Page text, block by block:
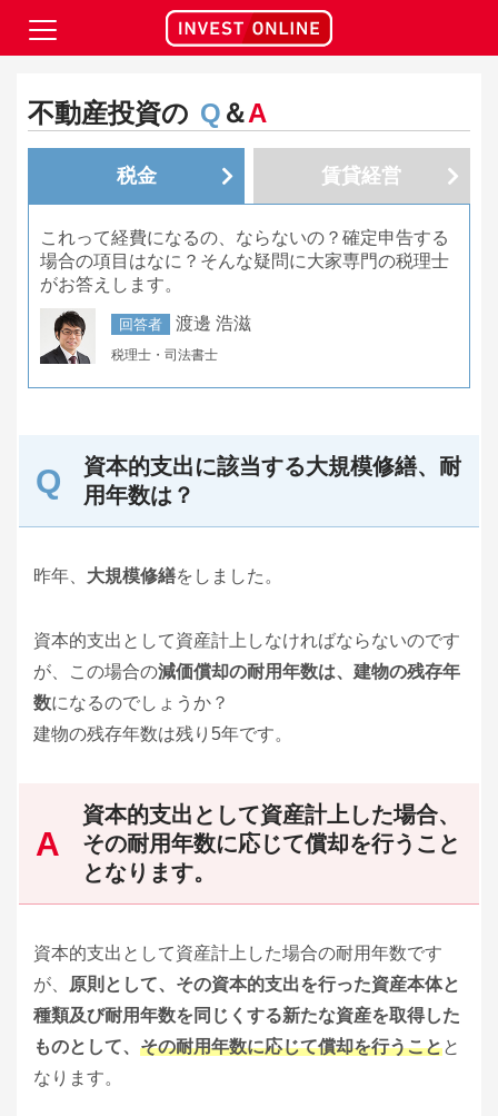
不動産投資の Q ＆A
税金 賃貸経営
これって経費になるの、ならないの？確定申告する
場合の項目はなに？そんな疑問に大家専門の税理士
がお答えします。
回答者 渡邊 浩滋
税理士・司法書士
資本的支出に該当する大規模修繕、耐
用年数は？
昨年、 大規模修繕をしました。
資本的支出として資産計上しなければならないのです
が、この場合の減価償却の耐用年数は、建物の残存年
数になるのでしょうか？
建物の残存年数は残り5年です。
資本的支出として資産計上した場合、
その耐用年数に応じて償却を行うこと
となります。
資本的支出として資産計上した場合の耐用年数です
が、
原則として、その資本的支出を行った資産本体と
種類及び耐用年数を同じくする新たな資産を取得した
ものとして、 その耐用年数に応じて償却を行うことと
なります。